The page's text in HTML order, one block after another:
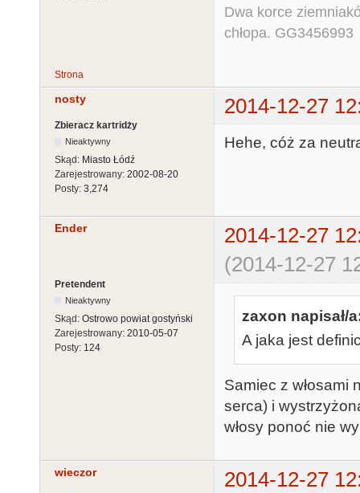
Dwa korce
chłopa. GG3456993
Strona
nosty 2014-12-27
Zbieracz kartridży
Nieaktywny
Skąd: Miasto Łódź
Zarejestrowany: 2002-08-20
Posty: 3,274
Hehe, cóż za
Ender
2014-12-27
(2014-12-27
Pretendent
Nieaktywny
Skąd: Ostrowo powiat gostyński
Zarejestrowany: 2010-05-07
Posty: 124
zaxon napisał/
A jaka jest
Samiec z włosami
serca) i
włosy ponoć nie
wieczor 2014-12-27